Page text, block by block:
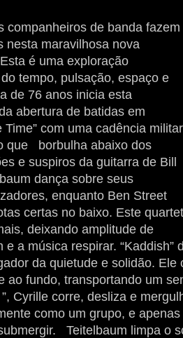
companheiros de banda fazem
nesta maravilhosa nova
é uma exploração
tempo, pulsação, espaço e
de 76 anos inicia esta
abertura de batidas em
Time” com uma cadência militar
que
borbulha abaixo dos
e suspiros da guitarra de Bill
dança sobre seus
enquanto Ben Street
certas no baixo. Este
deixando amplitude de
a música respirar. “Kaddish”
da quietude e solidão.
ao fundo, transportando um
Cyrille corre, desliza e
como um grupo, e
Teitelbaum limpa o